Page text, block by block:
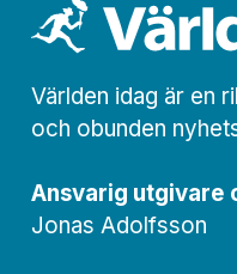
Världen idag är en
och obunden
Ansvarig utgivare
Jonas Adolfsson